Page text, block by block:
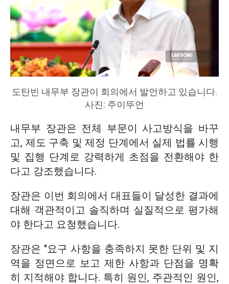
도탄빈 내무부 장관이 회의에서 발언하고 있습니다.
사진: 주이뚜언
내무부 장관은 전체 부문이 사고방식을 바꾸
고, 제도 구축 및 제정 단계에서 실제 법률 시행
및 집행 단계로 강력하게 초점을 전환해야 한
다고 강조했습니다.
장관은 이번 회의에서 대표들이 달성한 결과에
대해 객관적이고 솔직하며 실질적으로 평가해
야 한다고 요청했습니다.
장관은 "요구 사항을 충족하지 못한 단위 및 지
역을 정면으로 보고 제한 사항과 단점을 명확
히 지적해야 합니다. 특히 원인, 주관적인 원인,